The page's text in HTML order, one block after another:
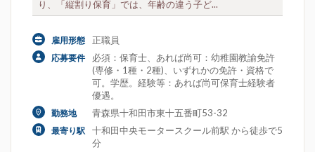
り、「縦割り保育」では、年齢の違う子ど...
雇用形態 正職員
応募要件
必須：保育士、あれば尚可：幼稚園教諭免許
(専修・1種・2種)、いずれかの免許・資格で
可。学歴。経験等：あれば尚可保育士経験者
優遇。
勤務地 青森県十和田市東十五番町53-32
最寄り駅
十和田中央モータースクール前駅 から徒歩で5
分